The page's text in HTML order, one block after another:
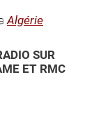
Algérie
SUR
ET RMC